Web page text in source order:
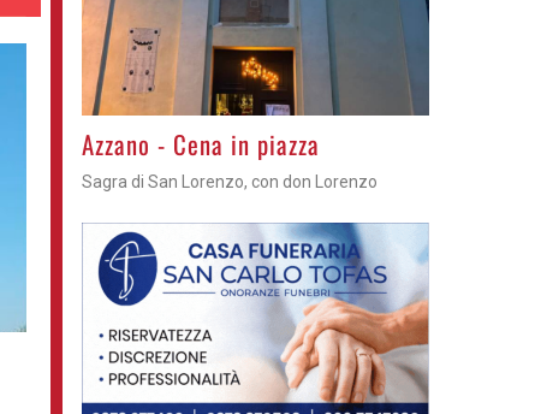
Gli appuntamenti fino a sabato
Cosa fare questi giorni nel Cremasco